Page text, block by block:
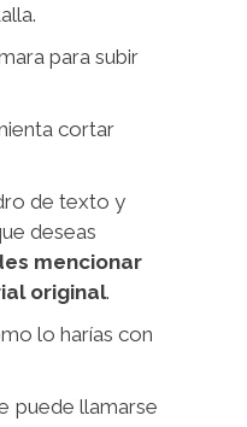
para subir
cortar
de texto y
deseas
mencionar
original.
lo harías con
puede llamarse